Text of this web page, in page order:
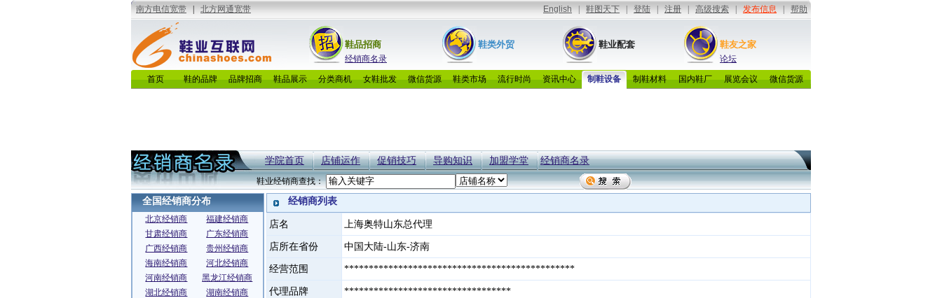
鞋品招商
经销商名录
鞋类外贸 鞋业配套 鞋友之家
论坛
首页 鞋的品牌 品牌招商 鞋品展示 分类商机 女鞋批发 微信货源 鞋类市场 流行时尚 资讯中心 制鞋设备 制鞋材料 国内鞋厂 展览会议 微信货源
学院首页 店铺运作 促销技巧 导购知识 加盟学堂 经销商名录
鞋业经销商查找：
全国经销商分布
北京经销商
福建经销商
甘肃经销商
广东经销商
广西经销商
贵州经销商
海南经销商
河北经销商
河南经销商
黑龙江经销商
湖北经销商
湖南经销商
经销商列表
店名 上海奥特山东总代理
店所在省份 中国大陆-山东-济南
经营范围 ***********************************************
代理品牌 **********************************